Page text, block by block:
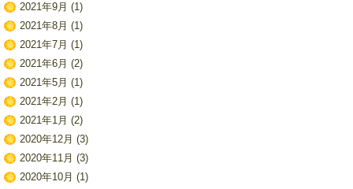
2021年9月 (1)
2021年8月 (1)
2021年7月 (1)
2021年6月 (2)
2021年5月 (1)
2021年2月 (1)
2021年1月 (2)
2020年12月 (3)
2020年11月 (3)
2020年10月 (1)